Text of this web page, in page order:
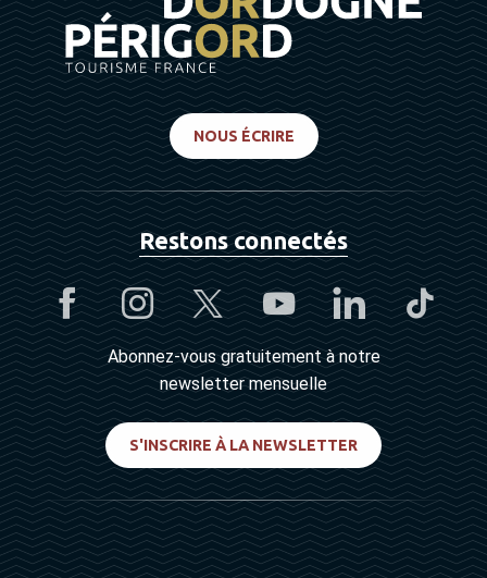
NOUS ÉCRIRE
Restons connectés
Abonnez-vous gratuitement à notre
newsletter mensuelle
S'INSCRIRE À LA NEWSLETTER